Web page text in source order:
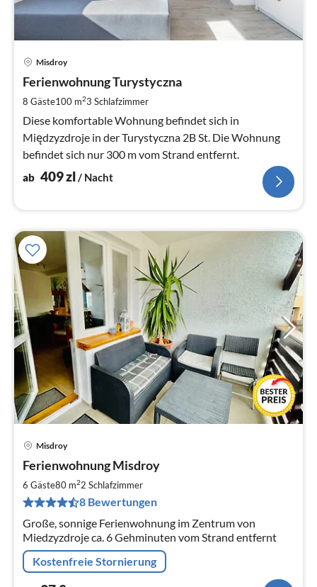
Misdroy
Ferienwohnung Turystyczna
8 Gäste100 m23 Schlafzimmer
Diese komfortable Wohnung befindet sich in
Międzyzdroje in der Turystyczna 2B St. Die Wohnung
befindet sich nur 300 m vom Strand entfernt.
ab 409zl/ Nacht
Misdroy
Ferienwohnung Misdroy
6 Gäste80 m22 Schlafzimmer
8 Bewertungen
Große, sonnige Ferienwohnung im Zentrum von
Miedzyzdroje ca. 6 Gehminuten vom Strand entfernt
Kostenfreie Stornierung